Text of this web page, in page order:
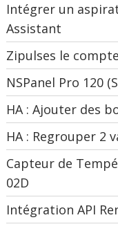
Intégrer un
Assistant
Zipulses le
NSPanel Pro 120
HA : Ajouter des
HA : Regrouper 2
Capteur de
02D
Intégration API